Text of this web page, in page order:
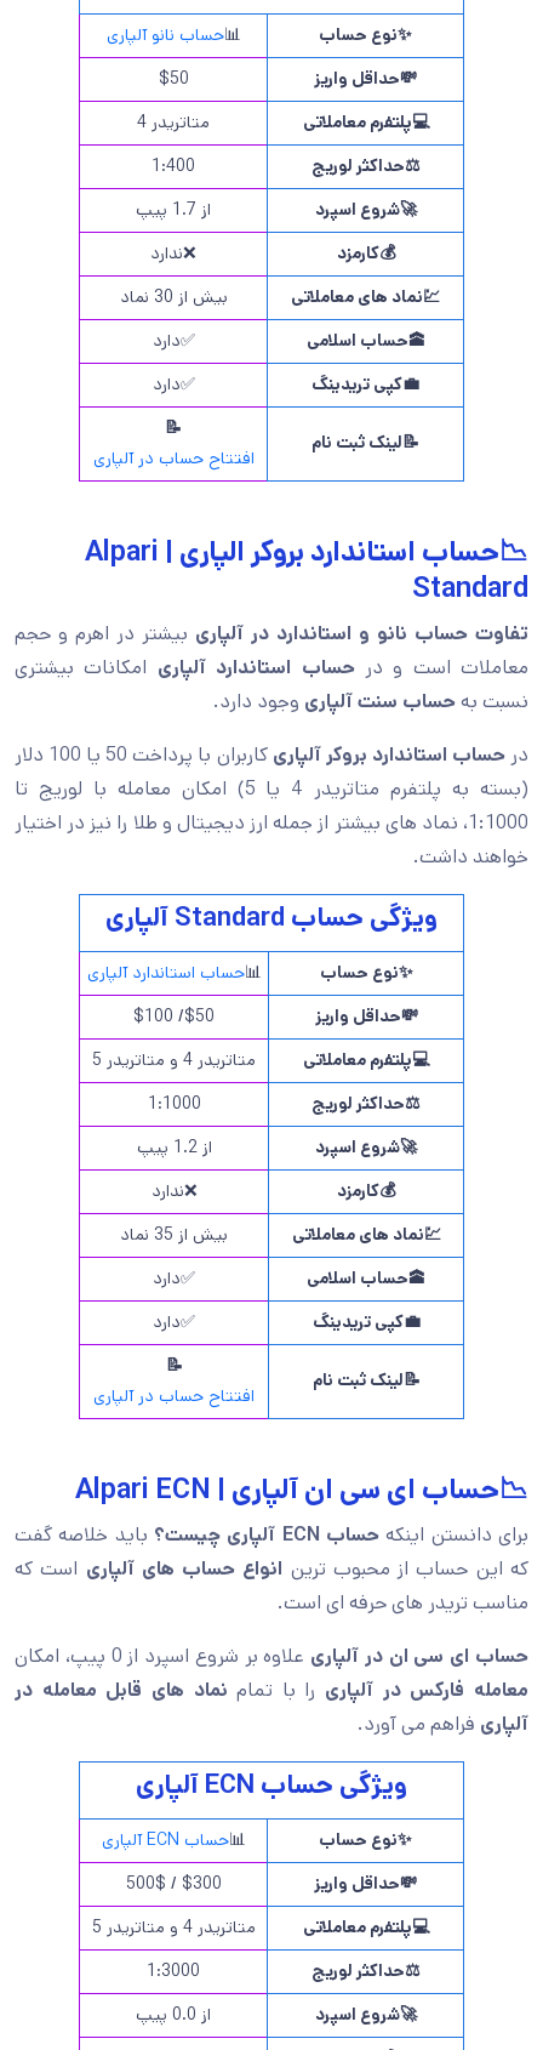
✨نوع حساب 📊حساب نانو آلپاری
💸حداقل واریز
$50
💻پلتفرم معاملاتی
متاتریدر 4
⚖️حداکثر لوریج
1:400
🚀شروع اسپرد
از 1.7 پیپ
💰کارمزد
❌ندارد
💹نماد های معاملاتی
بیش از 30 نماد
🕋حساب اسلامی
✅دارد
💼کپی تریدینگ ✅دارد
📝لینک ثبت نام
📝
افتتاح حساب در آلپاری
📉حساب استاندارد بروکر الپاری | Alpari
Standard
تفاوت حساب نانو و استاندارد در آلپاری بیشتر در اهرم و حجم
معاملات است و درحساب استاندارد آلپاری امکانات بیشتری
نسبت بهحساب سنت آلپاری وجود دارد.
درحساب استاندارد بروکر آلپاری
کاربران با پرداخت 50 یا 100 دلار
(بسته به پلتفرم متاتریدر 4 یا 5) امکان معامله با لوریج تا
1:1000، نماد های بیشتر از جمله ارز دیجیتال و طلا را نیز در اختیار
خواهند داشت.
ویژگی حساب Standard آلپاری
✨نوع حساب 📊حساب استاندارد آلپاری
💸حداقل واریز
$50/ $100
💻پلتفرم معاملاتی
متاتریدر 4 و متاتریدر 5
⚖️حداکثر لوریج
1:1000
🚀شروع اسپرد
از 1.2 پیپ
💰کارمزد
❌ندارد
💹نماد های معاملاتی
بیش از 35 نماد
🕋حساب اسلامی
✅دارد
💼کپی تریدینگ ✅دارد
📝لینک ثبت نام
📝
افتتاح حساب در آلپاری
📉حساب ای سی ان آلپاری | Alpari ECN
برای دانستن اینکه حساب ECN آلپاری چیست؟
باید خلاصه گفت
که این حساب از محبوب ترین انواع حساب های آلپاری است که
مناسب تریدر های حرفه ای است.
حساب ای سی ان در آلپاری علاوه بر شروع اسپرد از 0 پیپ، امکان
معامله فارکس در آلپاری را با تمام نماد های قابل معامله در
آلپاری فراهم می آورد.
ویژگی حساب ECN آلپاری
✨نوع حساب 📊حساب ECN آلپاری
💸حداقل واریز
$300 / 500$
💻پلتفرم معاملاتی
متاتریدر 4 و متاتریدر 5
⚖️حداکثر لوریج
1:3000
🚀شروع اسپرد
از 0.0 پیپ